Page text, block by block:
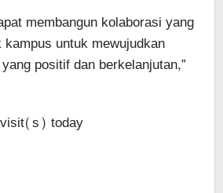
membangun kolaborasi yang
untuk mewujudkan
positif dan berkelanjutan,”
today